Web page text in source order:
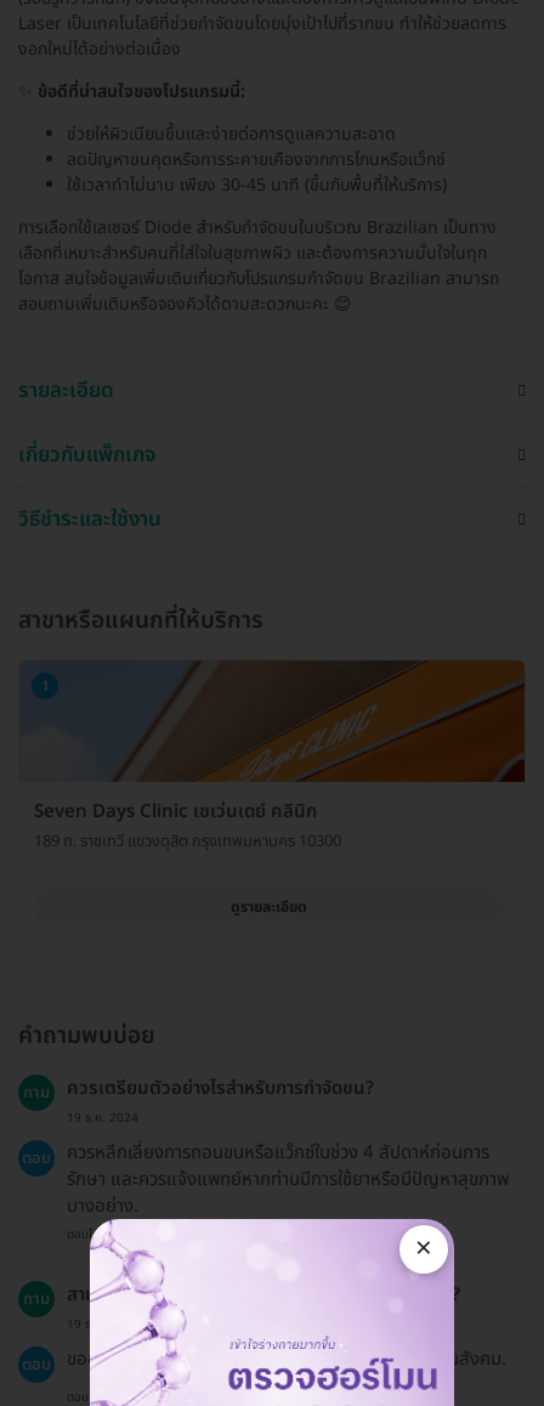
Laser เป็นเทคโนโลยีที่ช่วยกำจัดขนโดยมุ่งเป้าไปที่รากขน ทำให้ช่วยลดการ
งอกใหม่ได้อย่างต่อเนื่อง
ข้อดีที่น่าสนใจของโปรแกรมนี้:
ช่วยให้ผิวเนียนขึ้นและง่ายต่อการดูแลความสะอาด
ลดปัญหาขนคุดหรือการระคายเคืองจากการโกนหรือแว็กซ์
ใช้เวลาทำไม่นาน เพียง 30-45 นาที (ขึ้นกับพื้นที่ให้บริการ)
การเลือกใช้เลเซอร์ Diode สำหรับกำจัดขนในบริเวณ Brazilian เป็นทาง
เลือกที่เหมาะสำหรับคนที่ใส่ใจในสุขภาพผิว และต้องการความมั่นใจในทุก
โอกาส สนใจข้อมูลเพิ่มเติมเกี่ยวกับโปรแกรมกำจัดขน Brazilian สามารถ
สอบถามเพิ่มเติมหรือจองคิวได้ตามสะดวกนะคะ 😊
รายละเอียด
เกี่ยวกับแพ็กเกจ
วิธีชำระและใช้งาน
สาขาหรือแผนกที่ให้บริการ
1
Seven Days Clinic เซเว่นเดย์ คลินิก
189 ถ. ราชเทวี แขวงดุสิต กรุงเทพมหานคร 10300
ดูรายละเอียด
คำถามพบบ่อย
ถาม ควรเตรียมตัวอย่างไรสำหรับการกำจัดขน?
19 ธ.ค. 2024
ตอบ
ควรหลีกเลี่ยงการถอนขนหรือแว็กซ์ในช่วง 4 สัปดาห์ก่อนการ
รักษา และควรแจ้งแพทย์หากท่านมีการใช้ยาหรือมีปัญหาสุขภาพ
บางอย่าง.
ตอบโดยทีมงาน HD
ถาม สามารถใช้ประกันสังคมในการชำระค่าบริการได้หรือไม่?
19 ธ.ค. 2024
ตอบ ขออภัยค่ะ แพ็กเกจบน HDmall ไม่ได้เข้าร่วมสิทธิประกันสังคม.
ตอบโดยทีมงาน HD
×